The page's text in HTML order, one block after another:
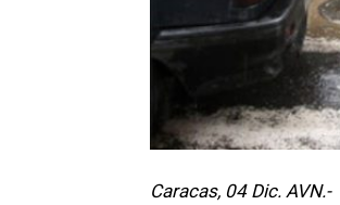
Caracas, 04 Dic. AVN.-